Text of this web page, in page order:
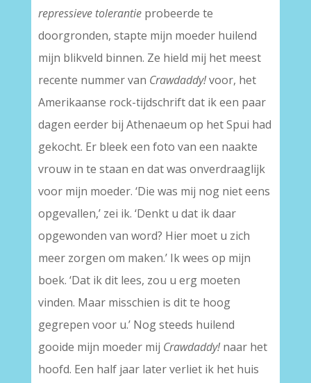
repressieve tolerantie probeerde te
doorgronden, stapte mijn moeder huilend
mijn blikveld binnen. Ze hield mij het meest
recente nummer van Crawdaddy!voor, het
Amerikaanse rock-tijdschrift dat ik een paar
dagen eerder bij Athenaeum op het Spui had
gekocht. Er bleek een foto van een naakte
vrouw in te staan en dat was onverdraaglijk
voor mijn moeder. ‘Die was mij nog niet eens
opgevallen,’ zei ik. ‘Denkt u dat ik daar
opgewonden van word? Hier moet u zich
meer zorgen om maken.’ Ik wees op mijn
boek. ‘Dat ik dit lees, zou u erg moeten
vinden. Maar misschien is dit te hoog
gegrepen voor u.’ Nog steeds huilend
gooide mijn moeder mij Crawdaddy!naar het
hoofd. Een half jaar later verliet ik het huis